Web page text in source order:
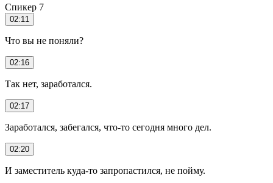
Спикер 7
02:11
Что вы не поняли?
02:16
Так нет, заработался.
02:17
Заработался, забегался, что-то сегодня много дел.
02:20
И заместитель куда-то запропастился, не пойму.